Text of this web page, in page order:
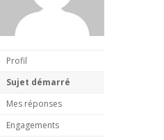
Profil
Sujet démarré
Mes réponses
Engagements